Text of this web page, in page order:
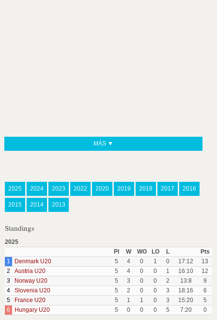
MÁS ▼
2025 2024 2023 2022 2020 2019 2018 2017 2016
2015 2014 2013
Standings
2025
Pl
W WO LO L
Pts
1
Denmark U20 5 4 0 1 0 17:12
13
2
Austria U20 5 4 0 0 1 16:10
12
3
Norway U20 5 3 0 0 2 13:8
9
4
Slovenia U20 5 2 0 0 3 18:16
6
5
France U20 5 1 1 0 3 15:20
5
6
Hungary U20 5 0 0 0 5 7:20 0